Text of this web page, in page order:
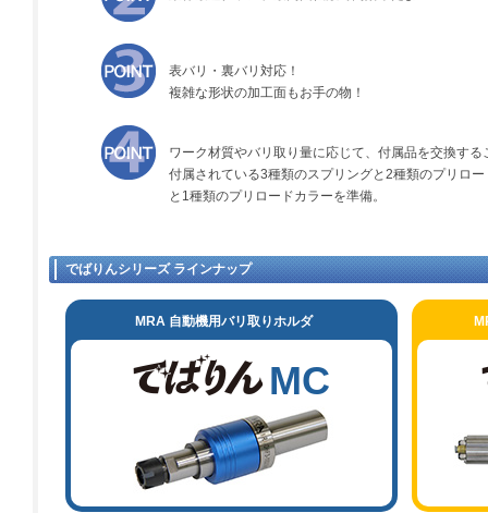
表バリ・裏バリ対応！
複雑な形状の加工面もお手の物！
ワーク材質やバリ取り量に応じて、付属品を交換す
付属されている3種類のスプリングと2種類のプリロ
と1種類のプリロードカラーを準備。
でばりんシリーズ ラインナップ
MRA 自動機用バリ取りホルダ
MC